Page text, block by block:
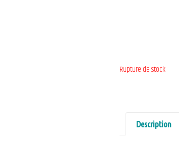
Rupture de stock
Description